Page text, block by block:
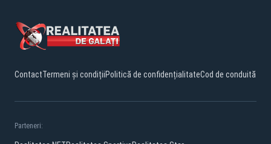
ContactTermeni și condițiiPolitică de confidențialitateCod de conduită
Parteneri: